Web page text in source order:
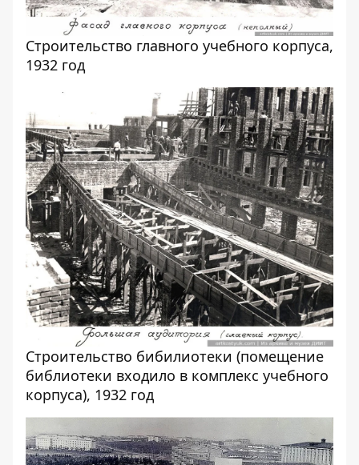
Строительство главного учебного корпуса,
1932 год
Строительство бибилиотеки (помещение
библиотеки входило в комплекс учебного
корпуса), 1932 год